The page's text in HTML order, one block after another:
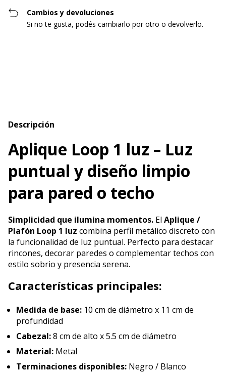
Cambios y devoluciones
Si no te gusta, podés cambiarlo por otro o devolverlo.
Descripción
Aplique Loop 1 luz – Luz
puntual y diseño limpio
para pared o techo
Simplicidad que ilumina momentos. El Aplique /
Plafón Loop 1 luz combina perfil metálico discreto con
la funcionalidad de luz puntual. Perfecto para destacar
rincones, decorar paredes o complementar techos con
estilo sobrio y presencia serena.
Características principales:
Medida de base: 10 cm de diámetro x 11 cm de
profundidad
Cabezal:8 cm de alto x 5.5 cm de diámetro
Material: Metal
Terminaciones disponibles: Negro / Blanco